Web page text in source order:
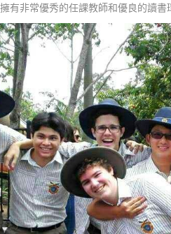
擁有非常優秀的任課教師和優良的讀書